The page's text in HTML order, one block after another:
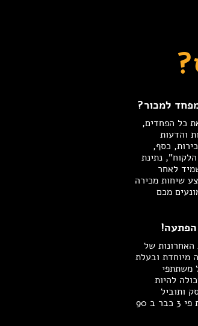
כל הפחדים,
והדעות
כסף,
נתינת
לאחר
שיחות מכירה
מכם
האחרונות של
מיוחדת ובעלת
משתתפי
להיות
ותוביל
להכפלת העסקאות פי 3 כבר ב 90